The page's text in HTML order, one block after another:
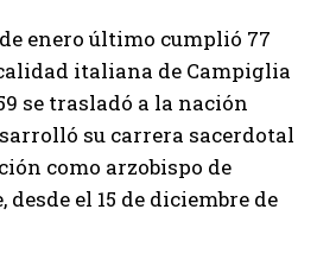
enero último cumplió 77
italiana de Campiglia
se trasladó a la nación
su carrera sacerdotal
como arzobispo de
desde el 15 de diciembre de